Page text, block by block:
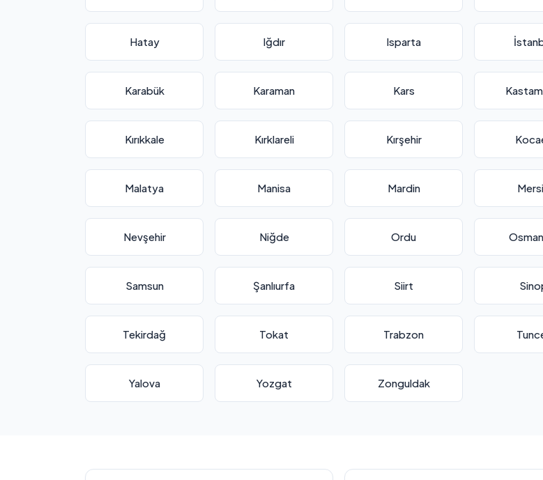
Hatay Iğdır Isparta
Karabük Karaman Kars
Kırıkkale Kırklareli Kırşehir
Malatya Manisa Mardin
Nevşehir Niğde Ordu
Samsun Şanlıurfa Siirt
Tekirdağ Tokat Trabzon
Yalova Yozgat Zonguldak